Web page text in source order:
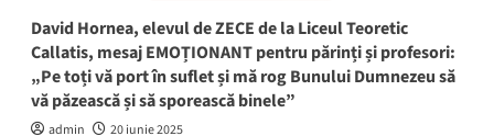
la
Bacalaureat
David Hornea, elevul de ZECE de la Liceul Teoretic
Callatis, mesaj EMOȚIONANT pentru părinți și profesori:
„Pe toți vă port în suflet și mă rog Bunului Dumnezeu să
vă păzească și să sporească binele”
admin
20 iunie 2025